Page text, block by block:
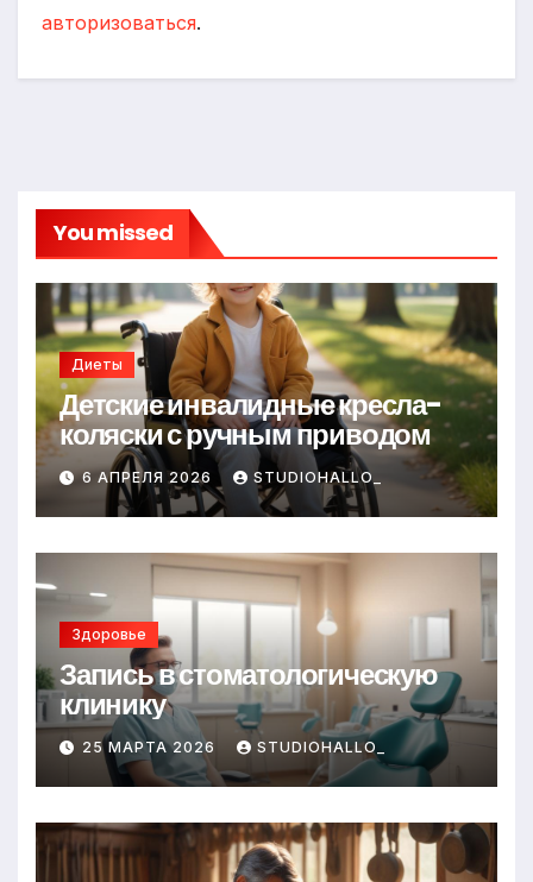
авторизоваться.
You missed
Диеты
Детские инвалидные кресла-
коляски с ручным приводом
6 АПРЕЛЯ 2026 STUDIOHALLO_
Здоровье
Запись в стоматологическую
клинику
25 МАРТА 2026 STUDIOHALLO_